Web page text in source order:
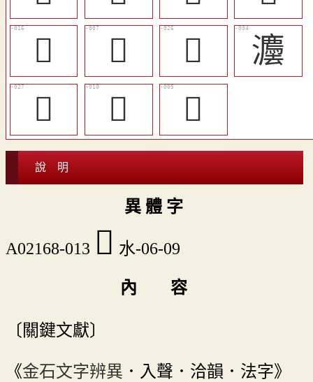
󳇇
󳇀 󳇌
灋
󳇍
󳇃 𢌇
說 明
異 體 字
A02168-013 󳇆 水-06-09
內 容
〔關鍵文獻〕
《金石文字辨異 ．入聲．洽韻．法字》